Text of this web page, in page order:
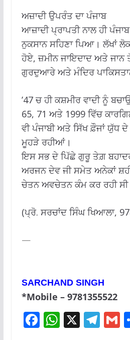
ਅਜ਼ਾਦੀ ਉਪਰੰਤ ਦਾ ਪੰਜਾਬ
ਆਜ਼ਾਦੀ ਪ੍ਰਾਪਤੀ ਨਾਲ ਹੀ ਪੰਜਾਬ
ਨੁਕਸਾਨ ਸਹਿਣਾ ਪਿਆ। ਲੱਖਾਂ
ਹੋਏ, ਜ਼ਮੀਨ ਜਾਇਦਾਦ ਅਤੇ
ਗੁਰਦੁਆਰੇ ਅਤੇ ਮੰਦਿਰ
’47 ਚ ਹੀ ਕਸ਼ਮੀਰ ਵਾਦੀ ਨੂੰ
65, 71 ਅਤੇ 1999 ਵਿੱਚ
ਵੀ ਪੰਜਾਬੀ ਅਤੇ ਸਿੱਖ ਫ਼ੌਜਾਂ ਯੁੱਧ
ਮੂਹੜੇ ਰਹੀਆਂ।
ਇਸ ਸਭ ਦੇ ਪਿੱਛੇ ਗੁਰੂ ਤੇਗ਼
ਅਰਜਨ ਦੇਵ ਜੀ ਸਮੇਤ ਅਨੇਕਾਂ
ਚੇਤਨ ਅਵਚੇਤਨ ਕੰਮ ਕਰ ਰਹੀ
(ਪ੍ਰੋ. ਸਰਚਾਂਦ ਸਿੰਘ ਖਿਆਲਾ,
—
SARCHAND SINGH
*Mobile – 9781355522
F W X T